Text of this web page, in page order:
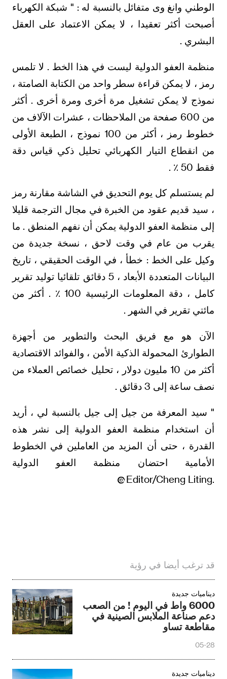
الوطني وانغ وى متفائل بالنسبة له : " شبكة الكهرباء
أصبحت أكثر تعقيدا ، لا يمكن الاعتماد على العقل
البشري .
منظمة العفو الدولية ليست في هذا الخط . لا تلمس
رمز ، لا يمكن قراءة سطر واحد من الكتابة الصامتة ،
نموذج لا يمكن تشغيل مرة أخرى ومرة أخرى . أكثر
من 600 صفحة من الملاحظات ، عشرات الآلاف من
خطوط رمز ، أكثر من 100 نموذج ، الطبعة الأولى
من انقطاع التيار الكهربائي تحليل ذكي قياس دقة
فقط 50 ٪ .
لم يستسلم كل يوم التحديق في الشاشة مقارنة رمز
، سيد قديم عقود من الخبرة في مجال الترجمة قليلا
إلى منظمة العفو الدولية يمكن أن نفهم المنطق . ما
يقرب من عام في وقت لاحق ، نسخة جديدة من
وكيل على الخط : خطأ ، في الوقت الحقيقي ، تاريخ
البيانات المتعددة الأبعاد ، 5 دقائق تلقائيا توليد تقرير
كامل ، دقة المعلومات الرئيسية 100 ٪ . أكثر من
مائتي تقرير في الشهر .
الآن هو مع فريق البحث والتطوير من أجهزة
الطوارئ المحمولة الذكية الأمن ، والفوائد الاقتصادية
أكثر من 10 مليون دولار ، تحليل خصائص العملاء من
نصف ساعة إلى 3 دقائق .
" سيد المعرفة من جيل إلى جيل بالنسبة لي ، أريد
أن استخدام منظمة العفو الدولية إلى نشر هذه
القدرة ، حتى أن المزيد من العاملين في الخطوط
الأمامية احتضان منظمة العفو الدولية
.Editor/Cheng Liting
قد ترغب أيضا في رؤية
ديناميات جديدة
6000 واط في اليوم ! من الصعب
دعم صناعة الملابس الصينية في
مقاطعة تساو
05-28
ديناميات جديدة